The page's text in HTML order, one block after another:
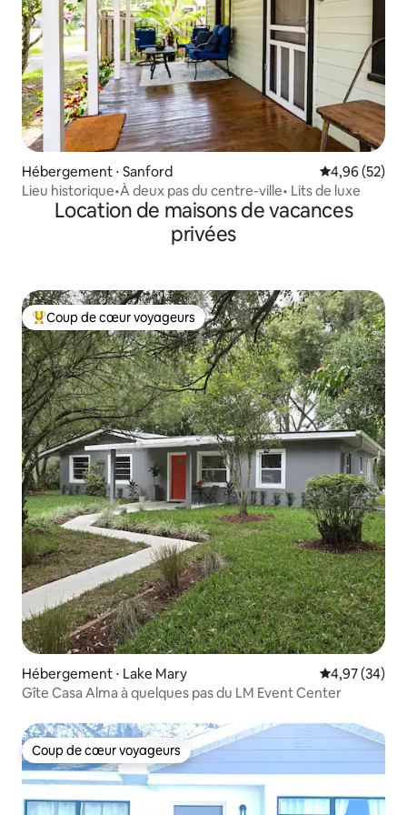
Hébergement ⋅ Sanford Évaluation
4,96 (52)
Lieu historique•À deux pas du centre-ville• Lits de luxe
Location de maisons de vacances
privées
Coups de cœur voyageurs les plus appréciés
Coup de cœur voyageurs
Hébergement ⋅ Lake Mary Évaluation
4,97 (34)
Gîte Casa Alma à quelques pas du LM Event Center
Coup de cœur voyageurs
Coup de cœur voyageurs